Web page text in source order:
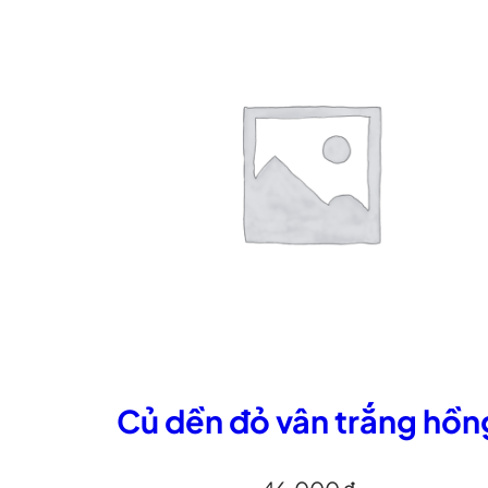
Củ dền đỏ vân trắng